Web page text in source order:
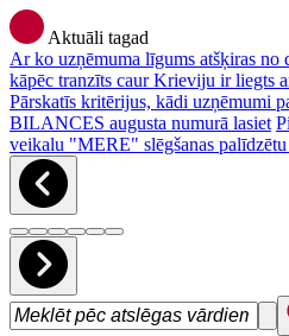
Aktuāli tagad
Ar ko uzņēmuma līgums atšķiras no
kāpēc tranzīts caur Krieviju ir liegts
Pārskatīs kritērijus, kādi uzņēmumi
BILANCES augusta numurā lasiet
veikalu "MERE" slēgšanas